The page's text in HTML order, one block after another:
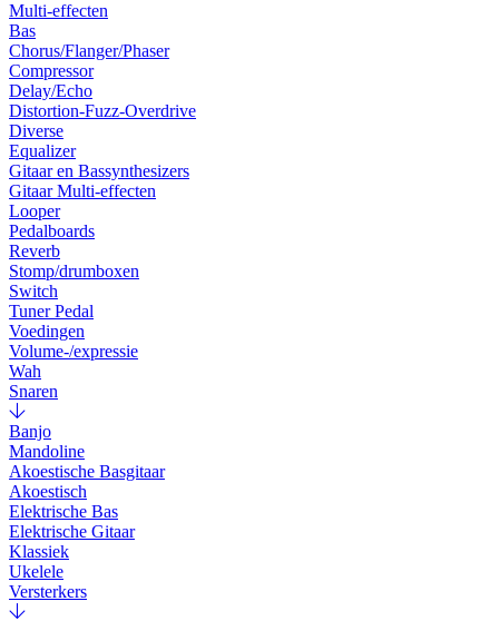
Multi-effecten
Bas
Chorus/Flanger/Phaser
Compressor
Delay/Echo
Distortion-Fuzz-Overdrive
Diverse
Equalizer
Gitaar en Bassynthesizers
Gitaar Multi-effecten
Looper
Pedalboards
Reverb
Stomp/drumboxen
Switch
Tuner Pedal
Voedingen
Volume-/expressie
Wah
Snaren
Banjo
Mandoline
Akoestische Basgitaar
Akoestisch
Elektrische Bas
Elektrische Gitaar
Klassiek
Ukelele
Versterkers